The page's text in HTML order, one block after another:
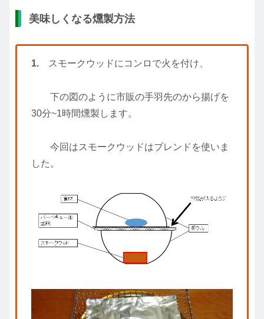
美味しくなる燻製方法
1. スモークウッドにコンロで火を付け、
下の図のように市販の手羽先のから揚げを
30分~1時間燻製します。
今回はスモークウッドはブレンドを使いま
した。